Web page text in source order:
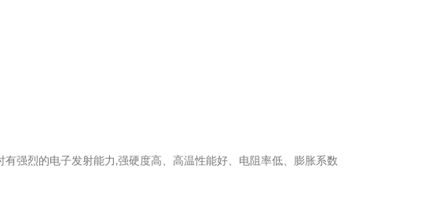
强烈的电子发射能力,强硬度高、高温性能好、电阻率低、膨胀系数